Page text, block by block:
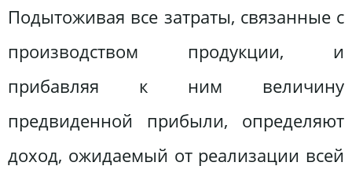
Подытоживая все затраты, связанные с
производством продукции, и
прибавляя к ним величину
предвиденной прибыли, определяют
доход, ожидаемый от реализации всей